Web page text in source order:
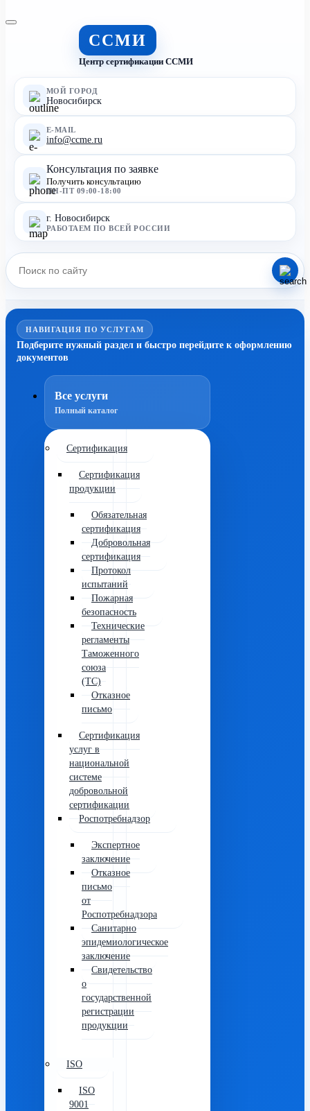
ССМИ
Центр сертификации ССМИ
МОЙ ГОРОД
Новосибирск
E-MAIL
info@ccme.ru
Консультация по заявке
Получить консультацию
ПН-ПТ 09:00-18:00
г. Новосибирск
РАБОТАЕМ ПО ВСЕЙ РОССИИ
НАВИГАЦИЯ ПО УСЛУГАМ
Подберите нужный раздел и быстро перейдите к оформлению
документов
Все услуги
Полный каталог
Сертификация
Сертификация
продукции
Обязательная
сертификация
Добровольная
сертификация
Протокол
испытаний
Пожарная
безопасность
Технические
регламенты
Таможенного
союза
(ТС)
Отказное
письмо
Сертификация
услуг в
национальной
системе
добровольной
сертификации
Роспотребнадзор
Экспертное
заключение
Отказное
письмо
от
Роспотребнадзора
Санитарно
эпидемиологическое
заключение
Свидетельство
о
государственной
регистрации
продукции
ISO
ISO
9001